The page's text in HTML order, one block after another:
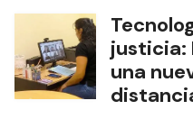
justicia:
una